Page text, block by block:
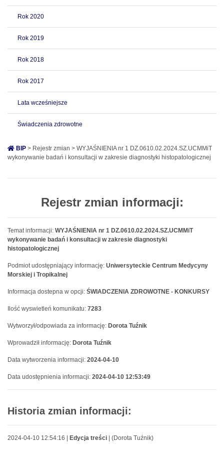
Rok 2020
Rok 2019
Rok 2018
Rok 2017
Lata wcześniejsze
Świadczenia zdrowotne
BIP > Rejestr zmian > WYJAŚNIENIA nr 1 DZ.0610.02.2024.SZ.UCMMiT
wykonywanie badań i konsultacji w zakresie diagnostyki histopatologicznej
Rejestr zmian informacji:
Temat informacji: WYJAŚNIENIA nr 1 DZ.0610.02.2024.SZ.UCMMiT
wykonywanie badań i konsultacji w zakresie diagnostyki
histopatologicznej
Podmiot udostępniający informację: Uniwersyteckie Centrum Medycyny
Morskiej i Tropikalnej
Informacja dostepna w opcji: ŚWIADCZENIA ZDROWOTNE - KONKURSY
Ilość wyswietleń komunikatu: 7283
Wytworzył/odpowiada za informację: Dorota Tuźnik
Wprowadził informację: Dorota Tuźnik
Data wytworzenia informacji: 2024-04-10
Data udostępnienia informacji: 2024-04-10 12:53:49
Historia zmian informacji:
2024-04-10 12:54:16 | Edycja treści | (Dorota Tuźnik)